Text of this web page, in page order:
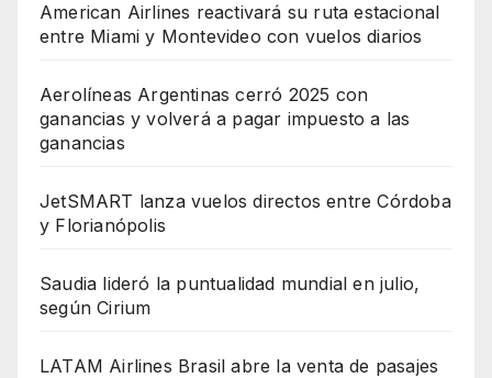
American Airlines reactivará su ruta estacional
entre Miami y Montevideo con vuelos diarios
Aerolíneas Argentinas cerró 2025 con
ganancias y volverá a pagar impuesto a las
ganancias
JetSMART lanza vuelos directos entre Córdoba
y Florianópolis
Saudia lideró la puntualidad mundial en julio,
según Cirium
LATAM Airlines Brasil abre la venta de pasajes